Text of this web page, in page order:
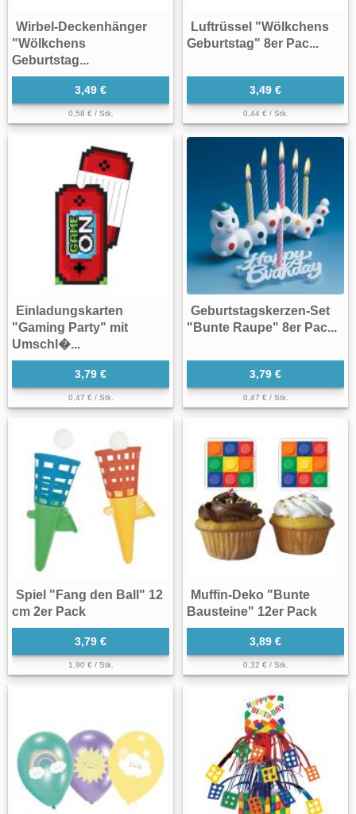
Wirbel-Deckenhänger
"Wölkchens
Geburtstag...
3,49 €
0,58 € / Stk.
Luftrüssel "Wölkchens
Geburtstag" 8er Pac...
3,49 €
0,44 € / Stk.
Einladungskarten
"Gaming Party" mit
Umschl�...
3,79 €
0,47 € / Stk.
Geburtstagskerzen-Set
"Bunte Raupe" 8er Pac...
3,79 €
0,47 € / Stk.
Spiel "Fang den Ball" 12
cm 2er Pack
3,79 €
1,90 € / Stk.
Muffin-Deko "Bunte
Bausteine" 12er Pack
3,89 €
0,32 € / Stk.